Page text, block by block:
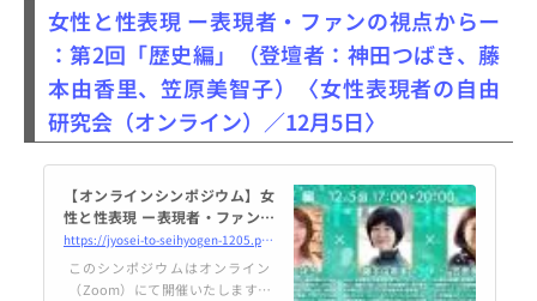
女性と性表現 ー表現者・ファンの視点からー
：第2回「歴史編」（登壇者：神田つばき、藤
本由香里、笠原美智子）〈女性表現者の自由
研究会（オンライン）／12月5日〉
【オンラインシンポジウム】女
性と性表現 ー表現者・ファンの
視点からー ：第2回「歴史編」
（登壇者：神田つばき、藤本由
香里、笠原美智子）
https://jyosei-to-seihyogen-1205.peatix.com/view
このシンポジウムはオンライン
（Zoom）にて開催いたします。